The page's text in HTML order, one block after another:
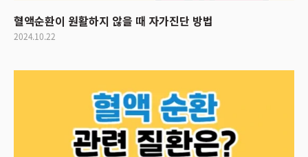
혈액순환이 원활하지 않을 때 자가진단 방법
2024.10.22